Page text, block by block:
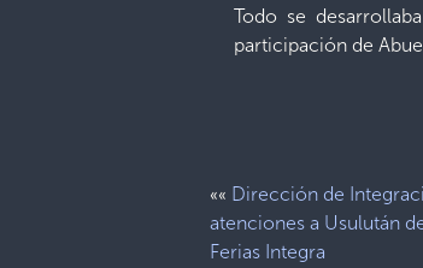
Todo se
participación de
«« Dirección de
atenciones a Usulután
Ferias Integra